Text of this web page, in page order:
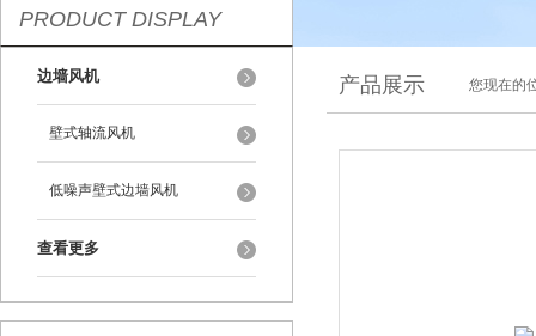
PRODUCT DISPLAY
边墙风机
壁式轴流风机
低噪声壁式边墙风机
查看更多
产品展示 您现在的